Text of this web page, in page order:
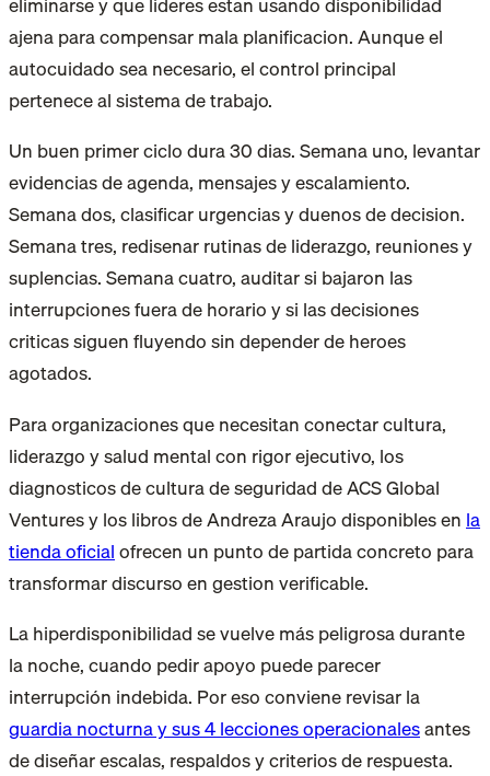
ajena para compensar mala planificacion. Aunque el
autocuidado sea necesario, el control principal
pertenece al sistema de trabajo.
Un buen primer ciclo dura 30 dias. Semana uno, levantar
evidencias de agenda, mensajes y escalamiento.
Semana dos, clasificar urgencias y duenos de decision.
Semana tres, redisenar rutinas de liderazgo, reuniones y
suplencias. Semana cuatro, auditar si bajaron las
interrupciones fuera de horario y si las decisiones
criticas siguen fluyendo sin depender de heroes
agotados.
Para organizaciones que necesitan conectar cultura,
liderazgo y salud mental con rigor ejecutivo, los
diagnosticos de cultura de seguridad de ACS Global
Ventures y los libros de Andreza Araujo disponibles en la
tienda oficialofrecen un punto de partida concreto para
transformar discurso en gestion verificable.
La hiperdisponibilidad se vuelve más peligrosa durante
la noche, cuando pedir apoyo puede parecer
interrupción indebida. Por eso conviene revisar la
guardia nocturna y sus 4 lecciones operacionalesantes
de diseñar escalas, respaldos y criterios de respuesta.